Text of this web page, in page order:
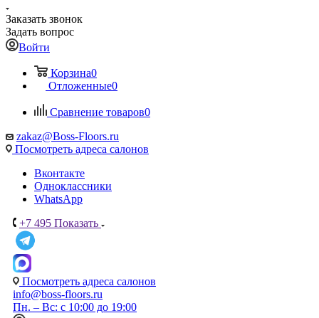
Заказать звонок
Задать вопрос
Войти
Корзина0
Отложенные0
Сравнение товаров0
zakaz@Boss-Floors.ru
Посмотреть адреса салонов
Вконтакте
Одноклассники
WhatsApp
+7 495 Показать
Посмотреть адреса салонов
info@boss-floors.ru
Пн. – Вс: с 10:00 до 19:00